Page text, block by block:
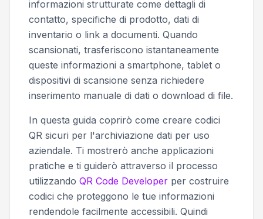
informazioni strutturate come dettagli di
contatto, specifiche di prodotto, dati di
inventario o link a documenti. Quando
scansionati, trasferiscono istantaneamente
queste informazioni a smartphone, tablet o
dispositivi di scansione senza richiedere
inserimento manuale di dati o download di file.
In questa guida coprirò come creare codici
QR sicuri per l'archiviazione dati per uso
aziendale. Ti mostrerò anche applicazioni
pratiche e ti guiderò attraverso il processo
utilizzando QR Code Developer per costruire
codici che proteggono le tue informazioni
rendendole facilmente accessibili. Quindi